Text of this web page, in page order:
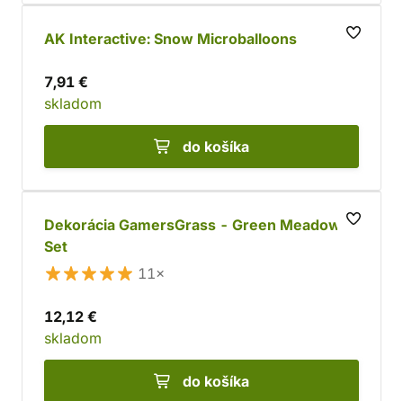
AK Interactive: Snow Microballoons
7,91 €
skladom
do košíka
Dekorácia GamersGrass - Green Meadow
Set
11×
12,12 €
skladom
do košíka